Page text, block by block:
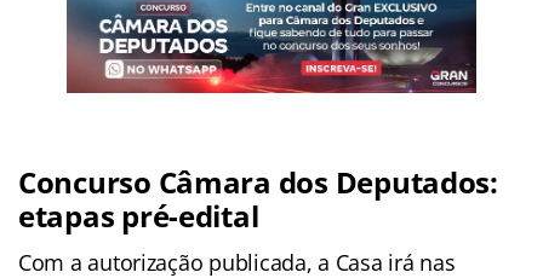
Concurso Câmara dos Deputados:
etapas pré-edital
Com a autorização publicada, a Casa irá nas